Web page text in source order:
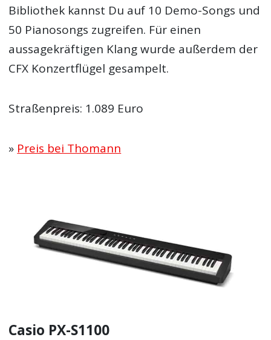
Bibliothek kannst Du auf 10 Demo-Songs und
50 Pianosongs zugreifen. Für einen
aussagekräftigen Klang wurde außerdem der
CFX Konzertflügel gesampelt.
Straßenpreis: 1.089 Euro
» Preis bei Thomann
Casio PX-S1100